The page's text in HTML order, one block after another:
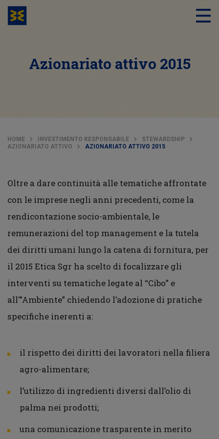
Azionariato attivo 2015
HOME INVESTIMENTO RESPONSABILE
STEWARDSHIP
AZIONARIATO ATTIVO
AZIONARIATO ATTIVO 2015
Oltre a dare con­tinuità alle tematiche affrontate
con le imprese negli anni precedenti, come la
rendicontazione socio-ambientale, le
remunerazioni del top management e la tutela
dei diritti umani lungo la catena di fornitura, per
il 2015 Etica Sgr ha scelto di focalizzare gli
interventi su tematiche legate al “Cibo” e
all'”Ambiente” chiedendo l’adozione di pratiche
specifiche inerenti a:
il rispetto dei diritti dei lavoratori nella filiera
agro-alimentare;
l’utilizzo di ingredienti diversi dall’olio di
palma nei prodotti;
una comunicazione trasparente in merito